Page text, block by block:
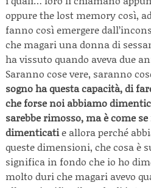
oppure the lost memory così,
fanno così emergere
che magari una donna di
ha vissuto quando aveva due
Saranno cose vere, saranno
sogno ha questa capacità, di
che forse noi abbiamo
sarebbe rimosso, ma è come
dimenticatie allora perché
queste dimensioni, che cosa è
significa in fondo che io ho
molto duri che magari avevo